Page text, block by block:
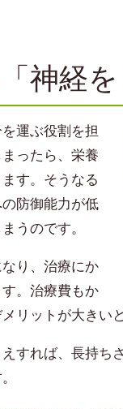
神経を
運ぶ役割を担
ったら、栄養
す。そうなる
防御能力が低
うのです。
り、治療にか
。治療費もか
リットが大きい
すれば、長持ち